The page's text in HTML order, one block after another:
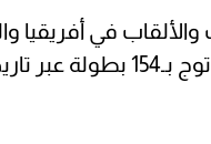
والألقاب في أفريقيا